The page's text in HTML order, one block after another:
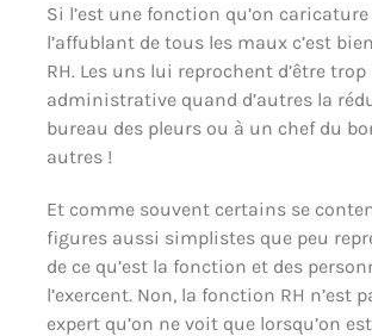
Si l’est une fonction qu’on
l’affublant de tous les maux c’est
RH. Les uns lui reprochent d’être trop
administrative quand d’autres la
bureau des pleurs ou à un chef du
autres !
Et comme souvent certains se
figures aussi simplistes que peu
de ce qu’est la fonction et des
l’exercent. Non, la fonction RH n’est
expert qu’on ne voit que lorsqu’on